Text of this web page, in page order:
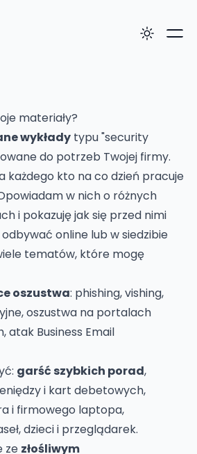
materiały?
wykłady typu "security
do potrzeb Twojej firmy.
każdego kto na co dzień pracuje
w nich o różnych
i pokazuję jak się przed nimi
online lub w siedzibie
tematów, które mogę
oszustwa: phishing, vishing,
oszustwa na portalach
atak Business Email
garść szybkich porad,
i kart debetowych,
i firmowego laptopa,
dzieci i przeglądarek.
ze złośliwym